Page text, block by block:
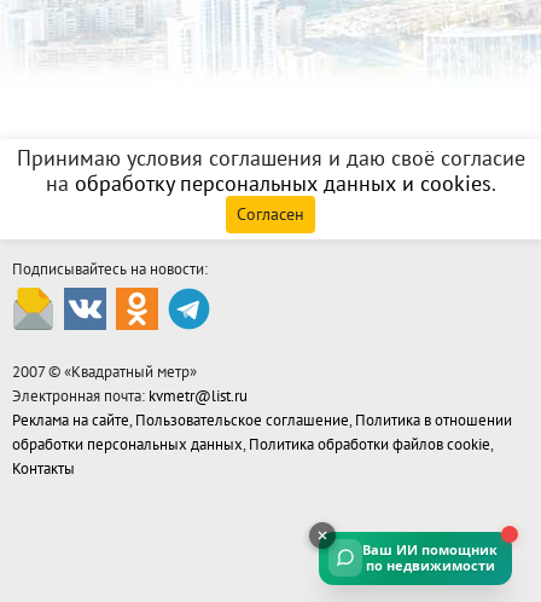
Принимаю условия соглашения и даю своё согласие
на обработку персональных данных и cookies.
Согласен
Подписывайтесь на новости:
2007 © «Квадратный метр»
Электронная почта: kvmetr@list.ru
Реклама на сайте, Пользовательское соглашение, Политика в отношении
обработки персональных данных, Политика обработки файлов cookie,
Контакты
Ваш ИИ помощник
по недвижимости